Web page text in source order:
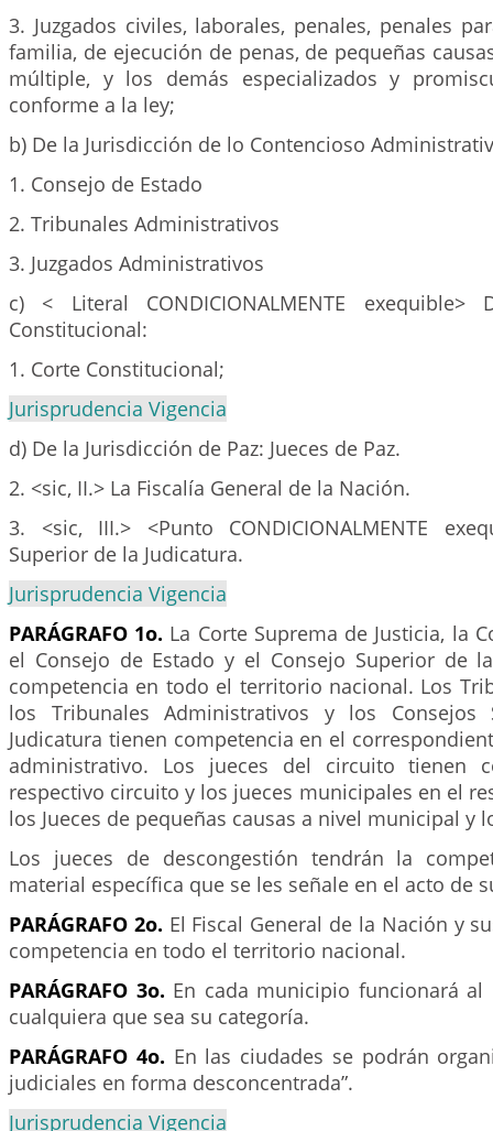
3. Juzgados civiles, laborales, penales, penales
familia, de ejecución de penas, de pequeñas
múltiple, y los demás especializados y
conforme a la ley;
b) De la Jurisdicción de lo Contencioso
1. Consejo de Estado
2. Tribunales Administrativos
3. Juzgados Administrativos
c) < Literal CONDICIONALMENTE exequible>
Constitucional:
1. Corte Constitucional;
Jurisprudencia Vigencia
d) De la Jurisdicción de Paz: Jueces de Paz.
2. <sic, II.> La Fiscalía General de la Nación.
3. <sic, III.> <Punto CONDICIONALMENTE
Superior de la Judicatura.
Jurisprudencia Vigencia
PARÁGRAFO 1o. La Corte Suprema de Justicia, la
el Consejo de Estado y el Consejo Superior de
competencia en todo el territorio nacional. Los
los Tribunales Administrativos y los Consejos
Judicatura tienen competencia en el
administrativo. Los jueces del circuito tienen
respectivo circuito y los jueces municipales en el
los Jueces de pequeñas causas a nivel municipal y
Los jueces de descongestión tendrán la
material específica que se les señale en el acto de
PARÁGRAFO 2o. El Fiscal General de la Nación y
competencia en todo el territorio nacional.
PARÁGRAFO 3o. En cada municipio funcionará al
cualquiera que sea su categoría.
PARÁGRAFO 4o. En las ciudades se podrán
judiciales en forma desconcentrada”.
Jurisprudencia Vigencia